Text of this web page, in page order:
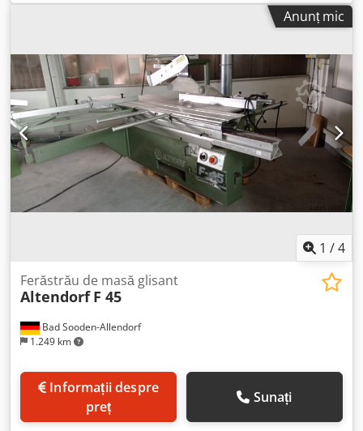
digital pentru reglarea unghiului afișaj digital pentru
turație ridicare/coborâre/balansare hidraulică lățime de
Afhjr sistem laser LAP limitator de unghi (mic) diametru
pânză ferăstrău 250 - 450 mm
Anunț mic
1 /4
Bad Sooden-Allendorf
1.249 km
Ferăstrău de masă glisant
Altendorf F 45
preț
Sunați